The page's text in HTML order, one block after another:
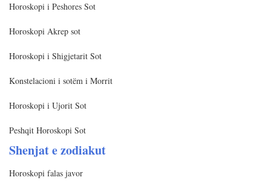
Horoskopi i Peshores Sot
Horoskopi Akrep sot
Horoskopi i Shigjetarit Sot
Konstelacioni i sotëm i Morrit
Horoskopi i Ujorit Sot
Peshqit Horoskopi Sot
Shenjat e zodiakut
Horoskopi falas javor